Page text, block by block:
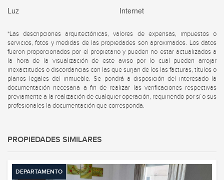
Luz
Internet
*Las descripciones arquitectónicas, valores de expensas, impuestos o
servicios, fotos y medidas de las propiedades son aproximados. Los datos
fueron proporcionados por el propietario y pueden no estar actualizados a
la hora de la visualización de este aviso por lo cual pueden arrojar
inexactitudes o discordancias con las que surjan de los las facturas, títulos o
planos legales del inmueble. Se pondrá a disposición del interesado la
documentación necesaria a fin de realizar las verificaciones respectivas
previamente a la realización de cualquier operación, requiriendo por sí o sus
profesionales la documentación que corresponda.
PROPIEDADES SIMILARES
DEPARTAMENTO